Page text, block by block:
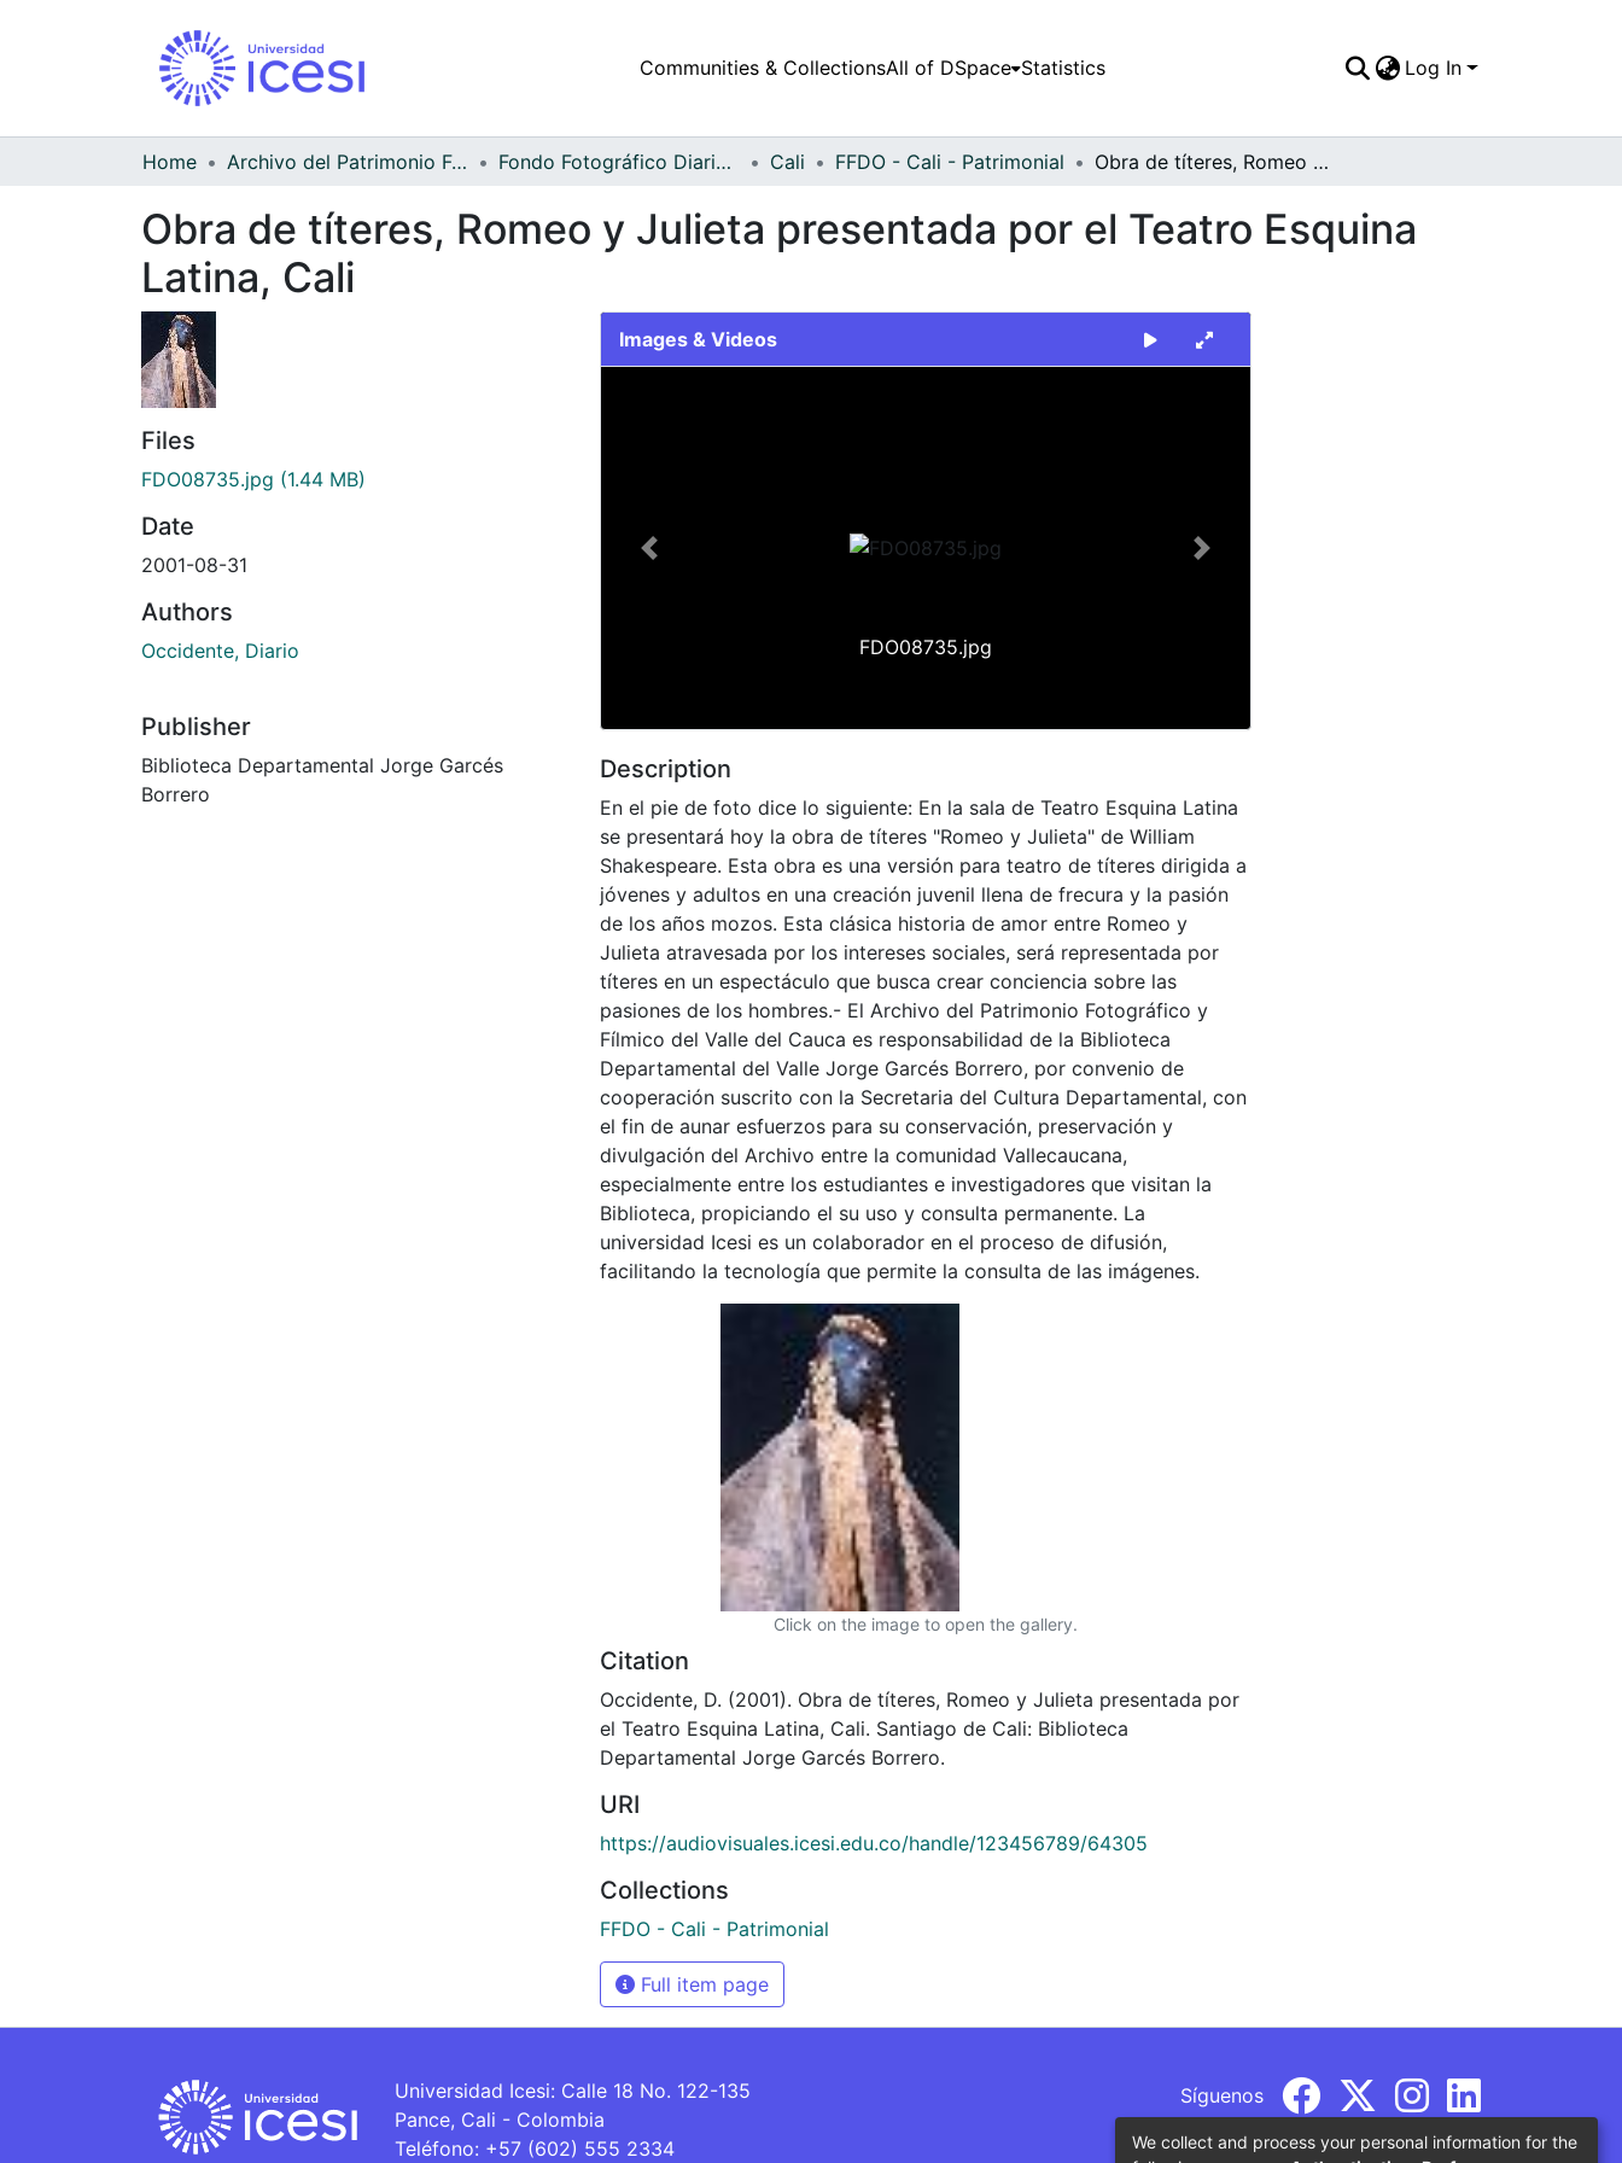
Communities & CollectionsAll of DSpace Statistics Log In
Home Archivo del Patrimonio Fotográfico y Fílmico del Valle del Cauca Fondo Fotográfico Diario Occidente Cali FFDO - Cali - Patrimonial Obra de títeres, Romeo y Julieta presentada por el Teatro Esquina Latina, Cali
Obra de títeres, Romeo y Julieta presentada por el Teatro Esquina
Latina, Cali
Files
FDO08735.jpg (1.44 MB)
Date
2001-08-31
Authors
Occidente, Diario
Publisher
Biblioteca Departamental Jorge Garcés
Borrero
Images & Videos
FDO08735.jpg
Previous Next
Description
En el pie de foto dice lo siguiente: En la sala de Teatro Esquina Latina
se presentará hoy la obra de títeres "Romeo y Julieta" de William
Shakespeare. Esta obra es una versión para teatro de títeres dirigida a
jóvenes y adultos en una creación juvenil llena de frecura y la pasión
de los años mozos. Esta clásica historia de amor entre Romeo y
Julieta atravesada por los intereses sociales, será representada por
títeres en un espectáculo que busca crear conciencia sobre las
pasiones de los hombres.- El Archivo del Patrimonio Fotográfico y
Fílmico del Valle del Cauca es responsabilidad de la Biblioteca
Departamental del Valle Jorge Garcés Borrero, por convenio de
cooperación suscrito con la Secretaria del Cultura Departamental, con
el fin de aunar esfuerzos para su conservación, preservación y
divulgación del Archivo entre la comunidad Vallecaucana,
especialmente entre los estudiantes e investigadores que visitan la
Biblioteca, propiciando el su uso y consulta permanente. La
universidad Icesi es un colaborador en el proceso de difusión,
facilitando la tecnología que permite la consulta de las imágenes.
Click on the image to open the gallery.
Citation
Occidente, D. (2001). Obra de títeres, Romeo y Julieta presentada por
el Teatro Esquina Latina, Cali. Santiago de Cali: Biblioteca
Departamental Jorge Garcés Borrero.
URI
https://audiovisuales.icesi.edu.co/handle/123456789/64305
Collections
FFDO - Cali - Patrimonial
Full item page
Universidad Icesi: Calle 18 No. 122-135
Pance, Cali - Colombia
Teléfono: +57 (602) 555 2334
Síguenos
We collect and process your personal information for the